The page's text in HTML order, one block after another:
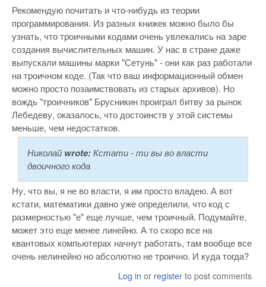
Рекомендую почитать и что-нибудь из теории
программирования. Из разных книжек можно было бы
узнать, что троичными кодами очень увлекались на заре
создания вычислительных машин. У нас в стране даже
выпускали машины марки "Сетунь" - они как раз работали
на троичном коде. (Так что ваш информационный обмен
можно просто позаимствовать из старых архивов). Но
вождь "троичников" Брусникин проиграл битву за рынок
Лебедеву, оказалось, что достоинств у этой системы
меньше, чем недостатков.
Николай wrote:Кстати - ти вы во власти
двоичного кода
Ну, что вы, я не во власти, я им просто владею. А вот
кстати, математики давно уже определили, что код с
размерностью "е" еще лучше, чем троичный. Подумайте,
может это еще менее линейно. А то скоро все на
квантовых компьютерах начнут работать, там вообще все
очень нелинейно но абсолютно не троично. И куда тогда?
Log in or register to post comments